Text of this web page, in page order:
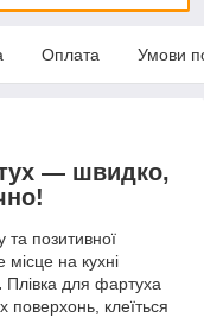
Оплата Умови
— швидко,
та позитивної
на кухні
Плівка для фартуха
поверхонь, клеїться